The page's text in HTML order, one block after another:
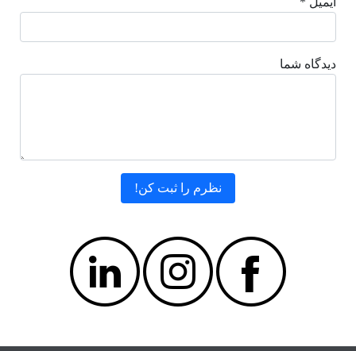
دیدگاه شما